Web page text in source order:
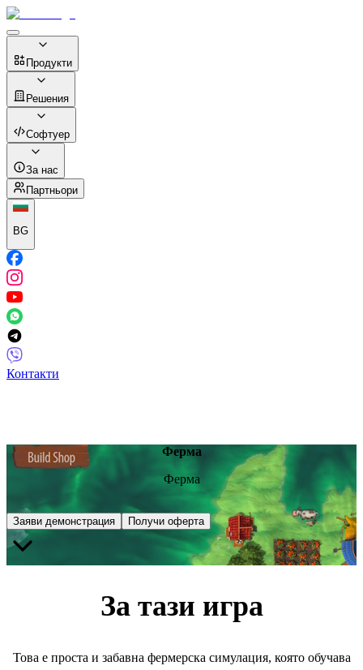
Продукти
Решения
Софтуер
За нас
Партньори
BG
Контакти
Ферма
Ферма
Заяви демонстрация Получи оферта
За тази игра
Това е проста и забавна фермерска симулация, която обучава